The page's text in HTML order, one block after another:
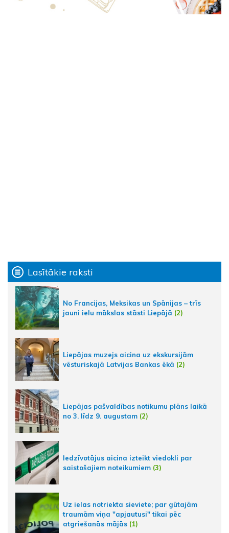
Lasītākie raksti
No Francijas, Meksikas un Spānijas – trīs
jauni ielu mākslas stāsti Liepājā (2)
Liepājas muzejs aicina uz ekskursijām
vēsturiskajā Latvijas Bankas ēkā (2)
Liepājas pašvaldības notikumu plāns laikā
no 3. līdz 9. augustam (2)
Iedzīvotājus aicina izteikt viedokli par
saistošajiem noteikumiem (3)
Uz ielas notriekta sieviete; par gūtajām
traumām viņa "apjautusi" tikai pēc
atgriešanās mājās (1)